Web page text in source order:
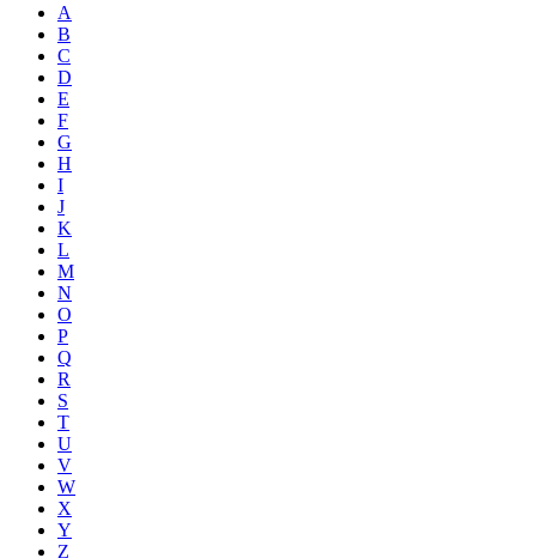
A
B
C
D
E
F
G
H
I
J
K
L
M
N
O
P
Q
R
S
T
U
V
W
X
Y
Z